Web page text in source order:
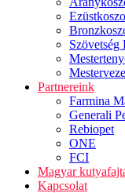
Partnereink
Farmina
Generali
Rebiopet
ONE
FCI
Magyar
Kapcsolat